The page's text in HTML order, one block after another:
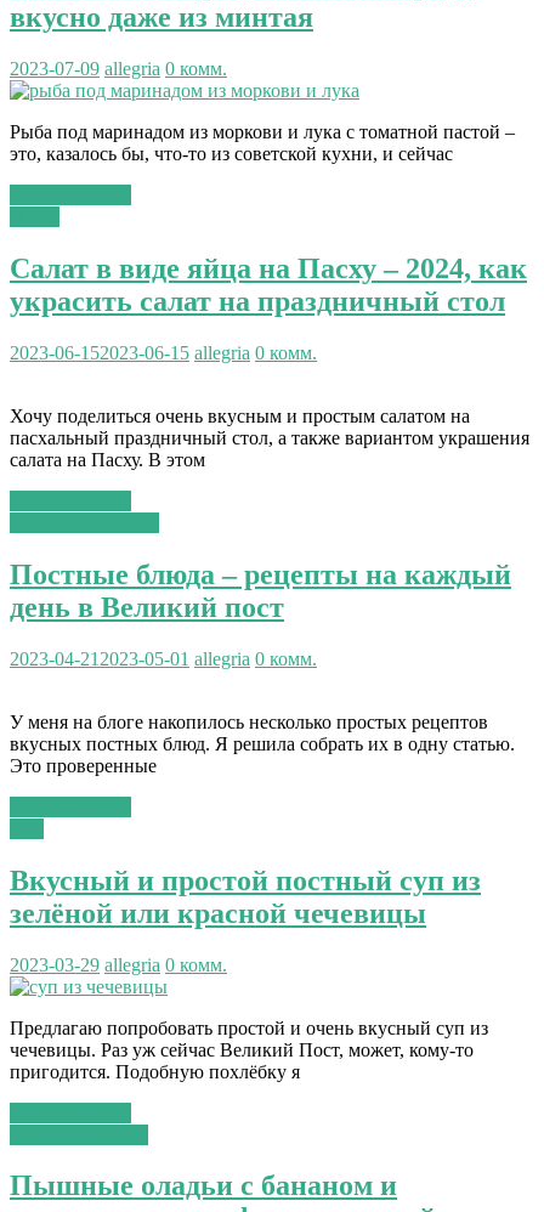
вкусно даже из минтая
2023-07-09 allegria 0 комм.
Рыба под маринадом из моркови и лука с томатной пастой –
это, казалось бы, что-то из советской кухни, и сейчас
Салат в виде яйца на Пасху – 2024, как
украсить салат на праздничный стол
2023-06-152023-06-15 allegria 0 комм.
Хочу поделиться очень вкусным и простым салатом на
пасхальный праздничный стол, а также вариантом украшения
салата на Пасху. В этом
Постные блюда – рецепты на каждый
день в Великий пост
2023-04-21 2023-05-01 allegria 0 комм.
У меня на блоге накопилось несколько простых рецептов
вкусных постных блюд. Я решила собрать их в одну статью.
Это проверенные
Вкусный и простой постный суп из
зелёной или красной чечевицы
2023-03-29 allegria 0 комм.
Предлагаю попробовать простой и очень вкусный суп из
чечевицы. Раз уж сейчас Великий Пост, может, кому-то
пригодится. Подобную похлёбку я
Пышные оладьи с бананом и